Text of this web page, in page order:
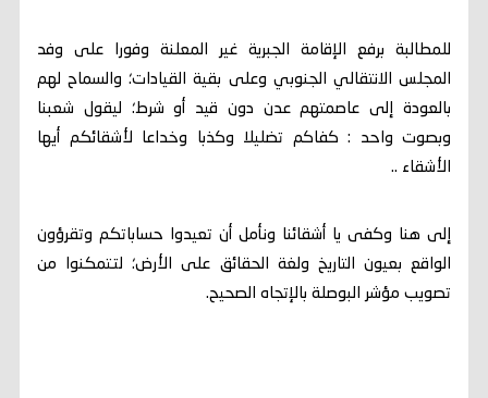
للمطالبة برفع الإقامة الجبرية غير المعلنة وفورا على وفد
المجلس الانتقالي الجنوبي وعلى بقية القيادات؛ والسماح لهم
بالعودة إلى عاصمتهم عدن دون قيد أو شرط؛ ليقول شعبنا
وبصوت واحد : كفاكم تضليلا وكذبا وخداعا لأشقائكم أيها
الأشقاء ..
إلى هنا وكفى يا أشقائنا ونأمل أن تعيدوا حساباتكم وتقرؤون
الواقع بعيون التاريخ ولغة الحقائق على الأرض؛ لتتمكنوا من
تصويب مؤشر البوصلة بالإتجاه الصحيح.